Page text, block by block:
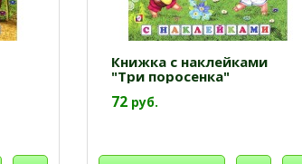
Книжка с наклейками
"Три поросенка"
72 руб.